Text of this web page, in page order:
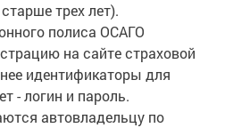
трех лет).
полиса ОСАГО
на сайте страховой
идентификаторы для
- логин и пароль.
автовладельцу по